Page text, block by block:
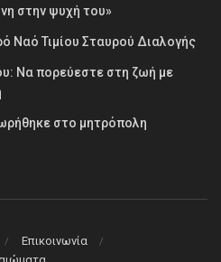
στην ψυχή του»
Ναό Τιμίου Σταυρού Διαλογής
Να πορεύεστε στη ζωή με
στο μητρόπολη
Επικοινωνία